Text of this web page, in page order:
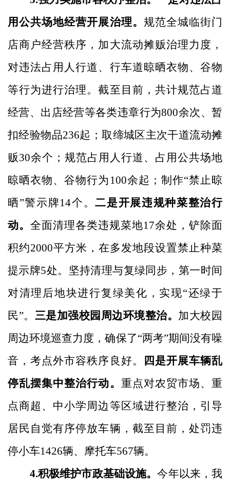
用公共场地经营开展治理。 规范全城临街门
店商户经营秩序，加大流动摊贩治理力度，
对违法占用人行道、行车道晾晒衣物、谷物
等行为进行治理。截至目前，共计规范占道
经营、出店经营等各类违章行为800余次、暂
扣经验物品236起；取缔城区主次干道流动摊
贩30余个；规范占用人行道、占用公共场地
晾晒衣物、谷物行为100余起；制作“禁止晾
晒”警示牌14个。二是开展违规种菜整治行
动。 全面清理各类违规菜地17余处，铲除面
积约2000平方米，在多发地段设置禁止种菜
提示牌5处。坚持清理与复绿同步，第一时间
对清理后地块进行复绿美化，实现“还绿于
民”。 三是加强校园周边环境整治。 加大校园
周边环境巡查力度，确保了“两考”期间没有噪
音，考点外市容秩序良好。
四是开展车辆乱
停乱摆集中整治行动。 重点对农贸市场、重
点商超、中小学周边等区域进行整治，引导
居民自觉有序停放车辆，截至目前，处罚违
停小车1426辆、摩托车567辆。
4.积极维护市政基础设施。今年以来，我